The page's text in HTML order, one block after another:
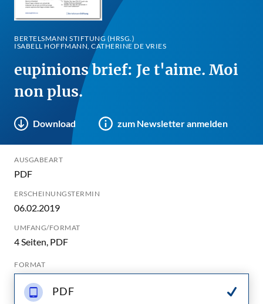
BERTELSMANN STIFTUNG (HRSG.)
ISABELL HOFFMANN, CATHERINE DE VRIES
eupinions brief: Je t'aime. Moi
non plus.
Download zum Newsletter anmelden
AUSGABEART
PDF
ERSCHEINUNGSTERMIN
06.02.2019
UMFANG/FORMAT
4 Seiten, PDF
FORMAT
PDF